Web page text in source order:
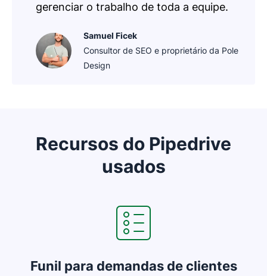
gerenciar o trabalho de toda a equipe.
Samuel Ficek
Consultor de SEO e proprietário da Pole
Design
Recursos do Pipedrive
usados
Funil para demandas de clientes